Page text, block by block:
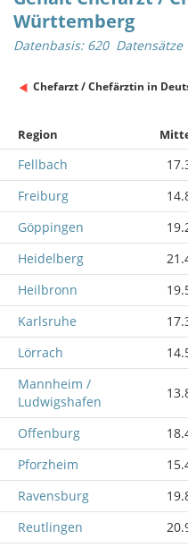
Württemberg
Datenbasis: 620 Datensätze
Chefarzt / Chefärztin in
Region
Fellbach
Freiburg
Göppingen
Heidelberg
Heilbronn
Karlsruhe
Lörrach
Mannheim /
Ludwigshafen
Offenburg
Pforzheim
Ravensburg
Reutlingen